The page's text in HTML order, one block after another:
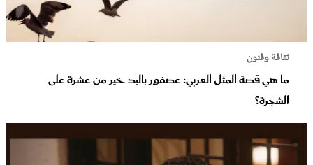
ثقافة وفنون
ما هي قصة المثل العربي: عصفور باليد خير من عشرة على
الشجرة؟